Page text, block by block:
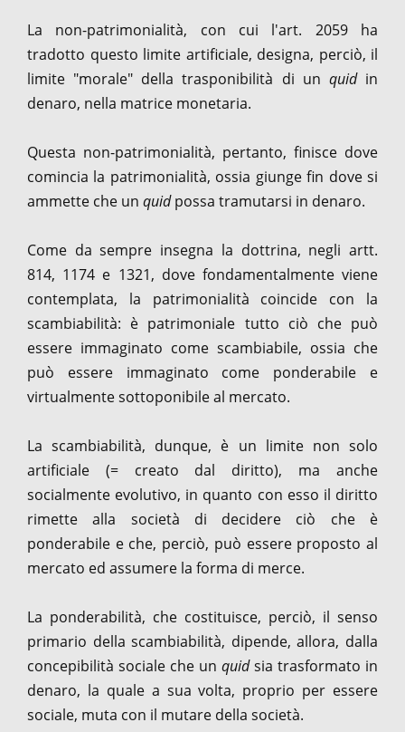
La non-patrimonialità, con cui l'art. 2059 ha
tradotto questo limite artificiale, designa, perciò, il
limite "morale" della trasponibilità di un quidin
denaro, nella matrice monetaria.
Questa non-patrimonialità, pertanto, finisce dove
comincia la patrimonialità, ossia giunge fin dove si
ammette che un quidpossa tramutarsi in denaro.
Come da sempre insegna la dottrina, negli artt.
814, 1174 e 1321, dove fondamentalmente viene
contemplata, la patrimonialità coincide con la
scambiabilità: è patrimoniale tutto ciò che può
essere immaginato come scambiabile, ossia che
può essere immaginato come ponderabile e
virtualmente sottoponibile al mercato.
La scambiabilità, dunque, è un limite non solo
artificiale (= creato dal diritto), ma anche
socialmente evolutivo, in quanto con esso il diritto
rimette alla società di decidere ciò che è
ponderabile e che, perciò, può essere proposto al
mercato ed assumere la forma di merce.
La ponderabilità, che costituisce, perciò, il senso
primario della scambiabilità, dipende, allora, dalla
concepibilità sociale che un quidsia trasformato in
denaro, la quale a sua volta, proprio per essere
sociale, muta con il mutare della società.